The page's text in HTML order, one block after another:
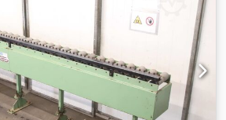
panneau de commande séparé -
de la tôle (acier) : environ 10 mm -
mm - Diamètre du rouleau
mm - Diamètre du rouleau
mm - Course des rouleaux
mm Dimensions : L x l x H : 4,8 x
: 6500 kg